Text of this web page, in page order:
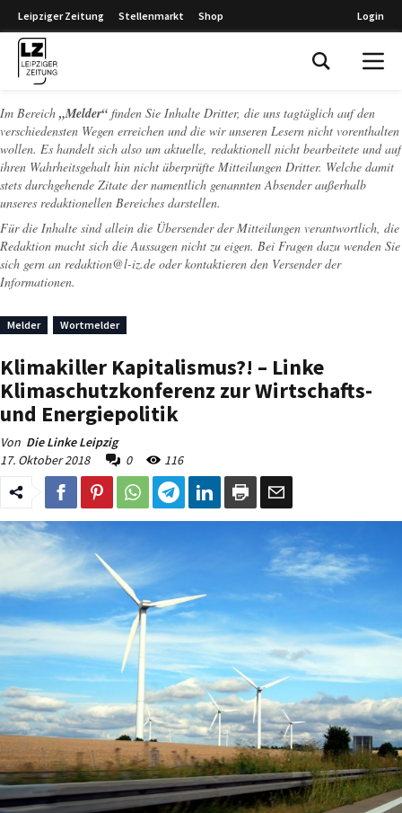
Leipziger Zeitung Stellenmarkt Shop Login
Im Bereich „Melder“ finden Sie Inhalte Dritter, die uns tagtäglich auf den
verschiedensten Wegen erreichen und die wir unseren Lesern nicht vorenthalten
wollen. Es handelt sich also um aktuelle, redaktionell nicht bearbeitete und auf
ihren Wahrheitsgehalt hin nicht überprüfte Mitteilungen Dritter. Welche damit
stets durchgehende Zitate der namentlich genannten Absender außerhalb
unseres redaktionellen Bereiches darstellen.
Für die Inhalte sind allein die Übersender der Mitteilungen verantwortlich, die
Redaktion macht sich die Aussagen nicht zu eigen. Bei Fragen dazu wenden Sie
sich gern an redaktion@l-iz.de oder kontaktieren den Versender der
Informationen.
Melder Wortmelder
Klimakiller Kapitalismus?! – Linke
Klimaschutzkonferenz zur Wirtschafts-
und Energiepolitik
Von Die Linke Leipzig
17. Oktober 2018
0 116